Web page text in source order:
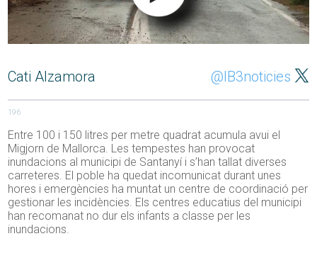
Cati Alzamora @IB3noticies
196
Entre 100 i 150 litres per metre quadrat acumula avui el
Migjorn de Mallorca. Les tempestes han provocat
inundacions al municipi de Santanyí i s’han tallat diverses
carreteres. El poble ha quedat incomunicat durant unes
hores i emergències ha muntat un centre de coordinació per
gestionar les incidències. Els centres educatius del municipi
han recomanat no dur els infants a classe per les
inundacions.